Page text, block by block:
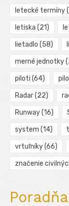
letecké termíny
letiska (21)
lietadlo (58)
merné jednotky
piloti (64)
Radar(22)
Runway(16)
system (14)
vrtuľníky(66)
značenie
Poradňa